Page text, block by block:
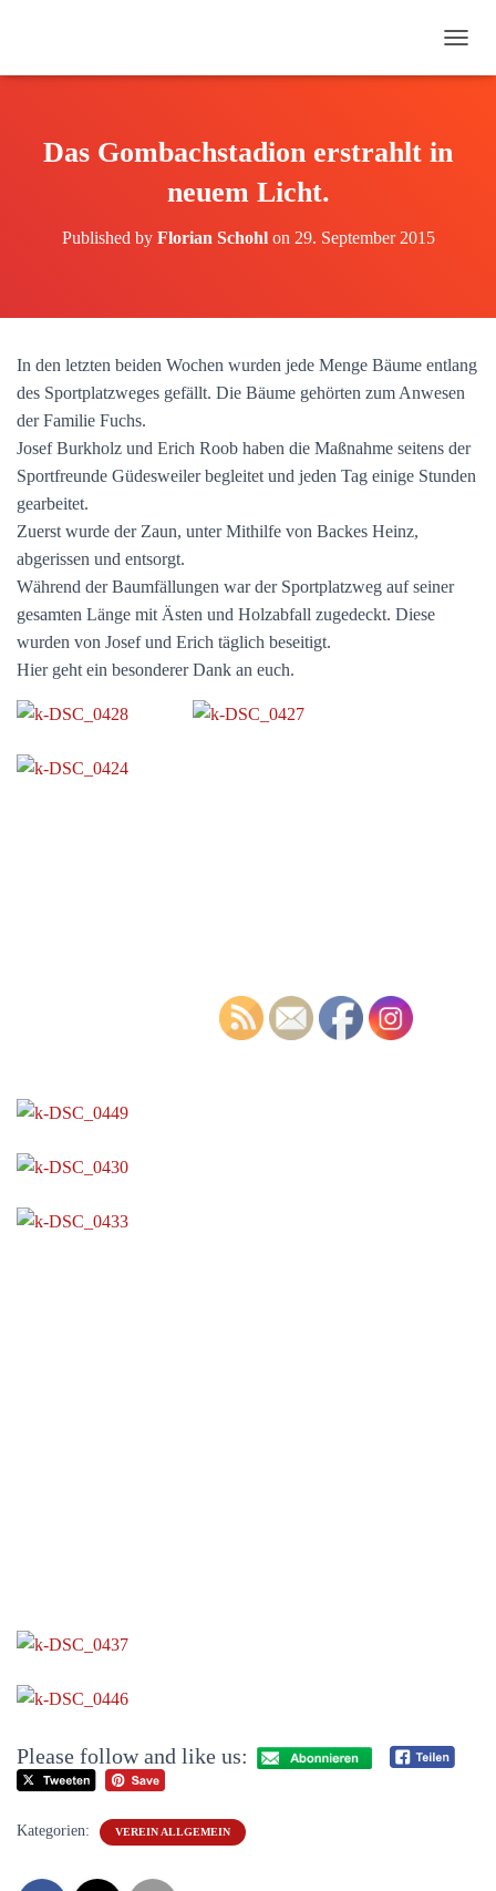
A
A
L
N
Das Gombachstadion erstrahlt in
neuem Licht.
Published by Florian Schohlon 29. September 2015
In den letzten beiden Wochen wurden jede Menge Bäume entlang
des Sportplatzweges gefällt. Die Bäume gehörten zum Anwesen
der Familie Fuchs.
Josef Burkholz und Erich Roob haben die Maßnahme seitens der
Sportfreunde Güdesweiler begleitet und jeden Tag einige Stunden
gearbeitet.
Zuerst wurde der Zaun, unter Mithilfe von Backes Heinz,
abgerissen und entsorgt.
Während der Baumfällungen war der Sportplatzweg auf seiner
gesamten Länge mit Ästen und Holzabfall zugedeckt. Diese
wurden von Josef und Erich täglich beseitigt.
Hier geht ein besonderer Dank an euch.
Please follow and like us:
Kategorien: VEREIN ALLGEMEIN